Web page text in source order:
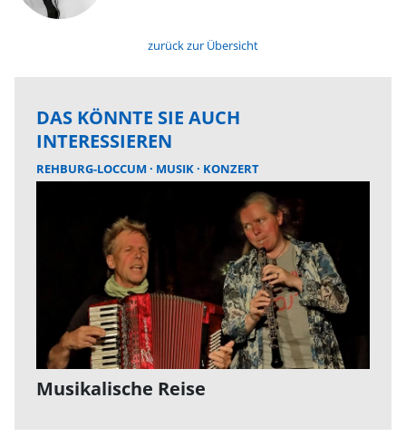
zurück zur Übersicht
DAS KÖNNTE SIE AUCH
INTERESSIEREN
REHBURG-LOCCUM MUSIK KONZERT
Musikalische Reise